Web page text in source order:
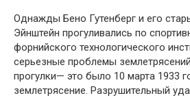
Однажды Бено Гутенберг и его
Эйнштейн прогуливались по
форнийского технологического
серь­езные проблемы
прогул­ки— это было 10 марта 1933
земле­трясение. Разрушительный